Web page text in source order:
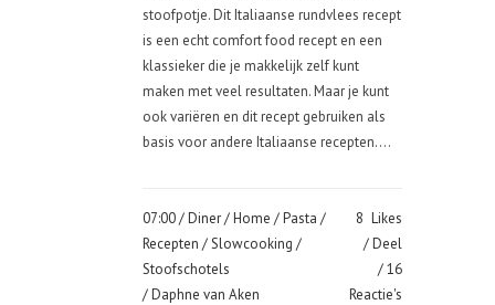
stoofpotje. Dit Italiaanse rundvlees recept
is een echt comfort food recept en een
klassieker die je makkelijk zelf kunt
maken met veel resultaten. Maar je kunt
ook variëren en dit recept gebruiken als
basis voor andere Italiaanse recepten....
07:00 /Diner/Home /Pasta /
Recepten /Slowcooking /
Stoofschotels
/ Daphne van Aken
8 Likes
Deel
16
Reactie's